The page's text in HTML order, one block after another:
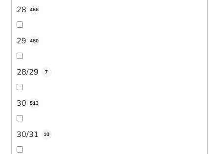
28 466
29 480
28/29 7
30 513
30/31 10